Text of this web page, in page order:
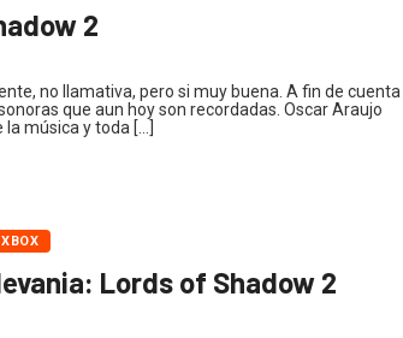
2
no llamativa, pero si muy buena. A fin de cuenta
que aun hoy son recordadas. Oscar Araujo
música y toda […]
XBOX
Lords of Shadow 2